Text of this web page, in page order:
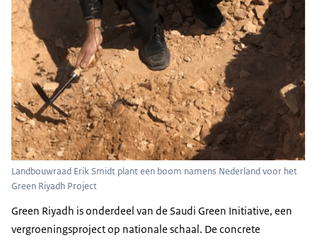
Landbouwraad Erik Smidt plant een boom namens Nederland voor het
Green Riyadh Project
Green Riyadh is onderdeel van de Saudi Green Initiative, een
vergroeningsproject op nationale schaal. De concrete